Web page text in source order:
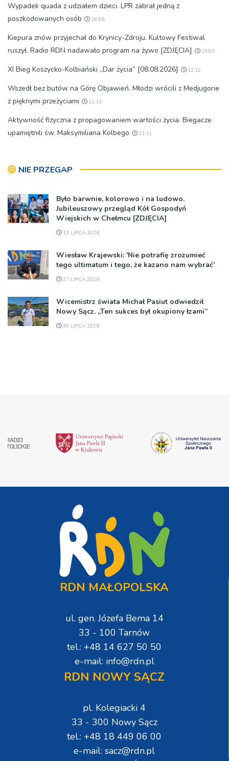
Wypadek quada z udziałem dzieci. LPR zabrał jedną z
poszkodowanych osób
18:06
Kiepura znów przyjechał do Krynicy-Zdroju. Kultowy Festiwal
ruszył. Radio RDN nadawało program na żywo [ZDJĘCIA]
15:03
XI Bieg Koszycko-Kolbiański „Dar życia” [08.08.2026] 12:12
Wszedł bez butów na Górę Objawień. Młodzi wrócili z Medjugorie
z pięknymi przeżyciami
12:12
Aktywność fizyczna z propagowaniem wartości życia. Biegacze
upamiętnili św. Maksymiliana Kolbego
11:11
NIE PRZEGAP
Było barwnie, kolorowo i na ludowo.
Jubileuszowy przegląd Kół Gospodyń
Wiejskich w Chełmcu [ZDJĘCIA]
13 LIPCA 2026
Wiesław Krajewski: 'Nie potrafię zrozumieć
tego ultimatum i tego, że kazano nam wybrać’
27 LIPCA 2026
Wicemistrz świata Michał Pasiut odwiedził
Nowy Sącz. „Ten sukces był okupiony łzami”
30 LIPCA 2026
RDN MAŁOPOLSKA
ul. gen. Józefa Bema 14
33 - 100 Tarnów
tel.: +48 14 627 50 50
e-mail: info@rdn.pl
RDN NOWY SĄCZ
pl. Kolegiacki 4
33 - 300 Nowy Sącz
tel.: +48 18 449 06 00
e-mail: sacz@rdn.pl